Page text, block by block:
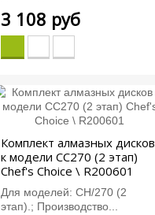
3 108 руб
Комплект алмазных дисков
к модели CC270 (2 этап)
Chef's Choice \ R200601
Для моделей: СН/270 (2
этап).; Производство...